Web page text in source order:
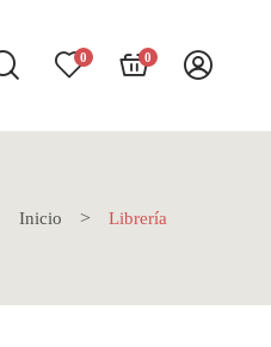
0 0
Inicio Librería